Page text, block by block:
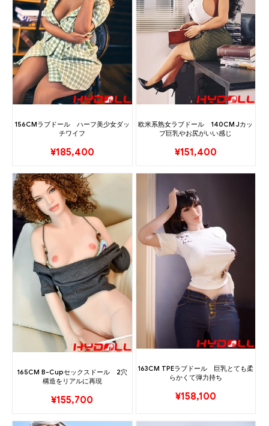
156CMラブドール ハーフ美少女ダッ
チワイフ
¥185,400
欧米系熟女ラブドール 140CM Jカッ
プ巨乳やお尻がいい感じ
¥151,400
165CM B-Cupセックスドール 2穴
構造をリアルに再現
¥155,700
163CM TPEラブドール 巨乳とても柔
らかくて弾力持ち
¥158,100